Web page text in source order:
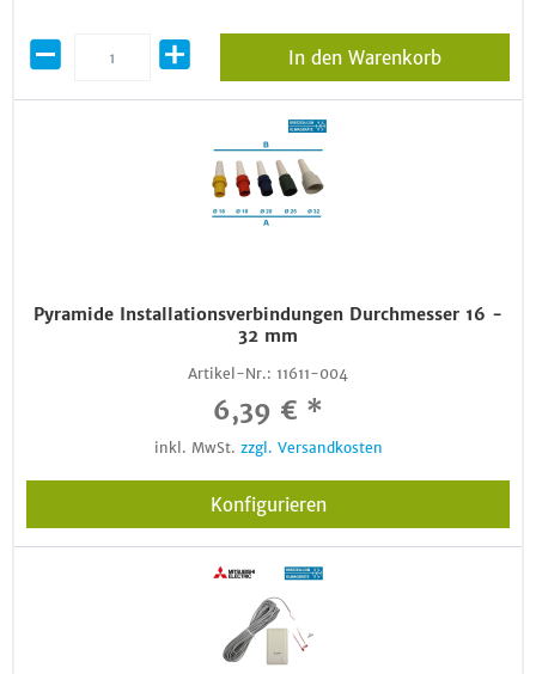
In den Warenkorb
Pyramide Installationsverbindungen Durchmesser 16 -
32 mm
Artikel-Nr.: 11611-004
6,39 € *
inkl. MwSt. zzgl. Versandkosten
Konfigurieren